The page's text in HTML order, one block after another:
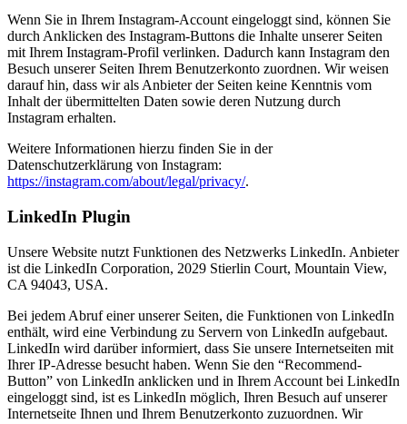
Wenn Sie in Ihrem Instagram-Account eingeloggt sind, können Sie
durch Anklicken des Instagram-Buttons die Inhalte unserer Seiten
mit Ihrem Instagram-Profil verlinken. Dadurch kann Instagram den
Besuch unserer Seiten Ihrem Benutzerkonto zuordnen. Wir weisen
darauf hin, dass wir als Anbieter der Seiten keine Kenntnis vom
Inhalt der übermittelten Daten sowie deren Nutzung durch
Instagram erhalten.
Weitere Informationen hierzu finden Sie in der
Datenschutzerklärung von Instagram:
https://instagram.com/about/legal/privacy/.
LinkedIn Plugin
Unsere Website nutzt Funktionen des Netzwerks LinkedIn. Anbieter
ist die LinkedIn Corporation, 2029 Stierlin Court, Mountain View,
CA 94043, USA.
Bei jedem Abruf einer unserer Seiten, die Funktionen von LinkedIn
enthält, wird eine Verbindung zu Servern von LinkedIn aufgebaut.
LinkedIn wird darüber informiert, dass Sie unsere Internetseiten mit
Ihrer IP-Adresse besucht haben. Wenn Sie den “Recommend-
Button” von LinkedIn anklicken und in Ihrem Account bei LinkedIn
eingeloggt sind, ist es LinkedIn möglich, Ihren Besuch auf unserer
Internetseite Ihnen und Ihrem Benutzerkonto zuzuordnen. Wir